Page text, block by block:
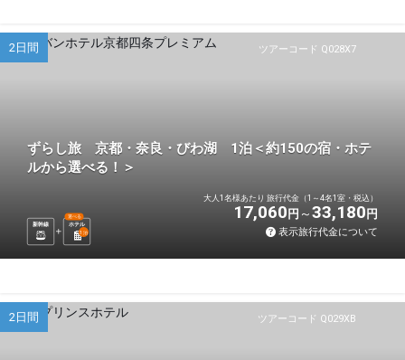
ツアーコード Q028X7
2日間
ずらし旅 京都・奈良・びわ湖 1泊＜約150の宿・ホテ
ルから選べる！＞
新幹線 ホテル
選べる
1 泊
大人1名様あたり 旅行代金（1～4名1室・税込）
17,060 円 33,180 円
表示旅行代金について
ツアーコード Q029XB
2日間